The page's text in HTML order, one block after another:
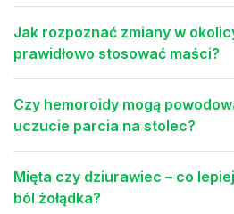
Jak rozpoznać zmiany w
prawidłowo stosować maści?
Czy hemoroidy mogą
uczucie parcia na stolec?
Mięta czy dziurawiec – co
ból żołądka?